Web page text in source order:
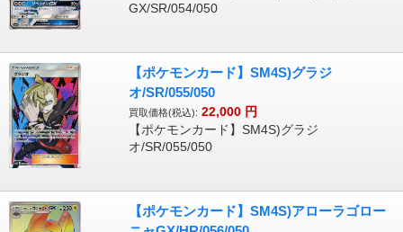
GX/SR/054/050
【ポケモンカード】SM4S)グラジ
オ/SR/055/050
買取価格(税込): 22,000 円
【ポケモンカード】SM4S)グラジ
オ/SR/055/050
【ポケモンカード】SM4S)アローラゴロー